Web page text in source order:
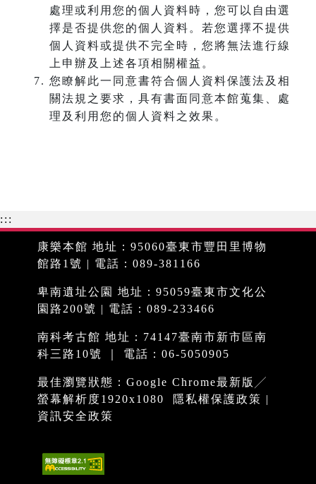
處理或利用您的個人資料時，您可以自由選
擇是否提供您的個人資料。若您選擇不提供
個人資料或提供不完全時，您將無法進行線
上申辦及上述各項相關權益。
您瞭解此一同意書符合個人資料保護法及相
關法規之要求，具有書面同意本館蒐集、處
理及利用您的個人資料之效果。
:::
康樂本館 地址：95060臺東市豐田里博物
館路1號 | 電話：089-381166
卑南遺址公園 地址：95059臺東市文化公
園路200號 | 電話：089-233466
南科考古館 地址：74147臺南市新市區南
科三路10號 ｜ 電話：06-5050905
最佳瀏覽狀態：Google Chrome最新版╱
螢幕解析度1920x1080
隱私權保護政策 |
資訊安全政策